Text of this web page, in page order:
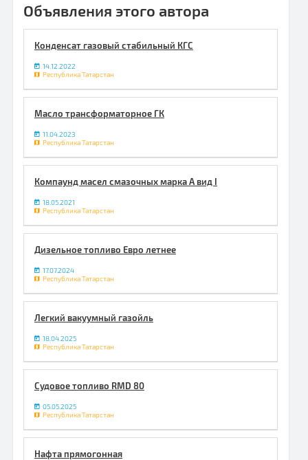
Объявления этого автора
Конденсат газовый стабильный КГС
14.12.2022
Республика Татарстан
Масло трансформаторное ГК
11.04.2023
Республика Татарстан
Компаунд масел смазочных марка А вид I
18.05.2021
Республика Татарстан
Дизельное топливо Евро летнее
17.07.2024
Республика Татарстан
Легкий вакуумный газойль
18.04.2025
Республика Татарстан
Судовое топливо RMD 80
05.05.2025
Республика Татарстан
Нафта прямогонная